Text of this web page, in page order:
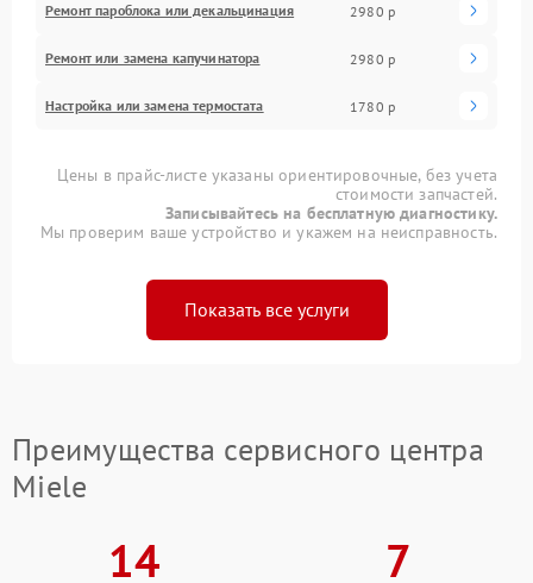
Ремонт пароблока или декальцинация 2980 р
Ремонт или замена капучинатора 2980 р
Настройка или замена термостата 1780 р
Цены в прайс-листе указаны ориентировочные, без учета
стоимости запчастей.
Записывайтесь на бесплатную диагностику.
Мы проверим ваше устройство и укажем на неисправность.
Показать все услуги
Преимущества сервисного центра
Miele
14 7